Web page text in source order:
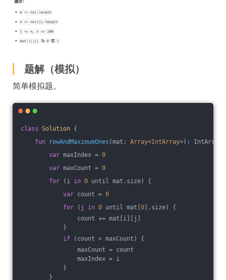
题解（模拟）
简单模拟题。
class Solution {
fun
rowAndMaximumOnes (mat: Array<IntArray>) : IntArray
var maxIndex = 0
var maxCount = 0
for (i in 0 until mat.size) {
var count = 0
for (j in 0 until mat[0].size) {
count += mat[i][j]
}
if (count > maxCount) {
maxCount = count
maxIndex = i
}
}